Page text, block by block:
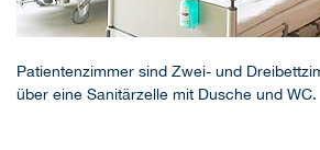
Patientenzimmer sind Zwei- und
über eine Sanitärzelle mit Dusche und WC.